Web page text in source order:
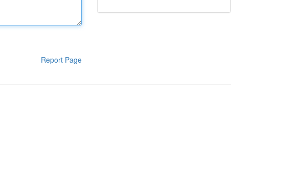
Report Page